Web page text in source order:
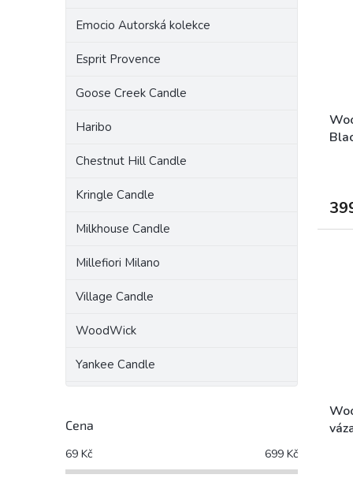
Emocio Autorská kolekce
Esprit Provence
Goose Creek Candle
Haribo
Chestnut Hill Candle
Kringle Candle
Milkhouse Candle
Millefiori Milano
Village Candle
WoodWick
Yankee Candle
Cena
69 Kč 699 Kč
k
t